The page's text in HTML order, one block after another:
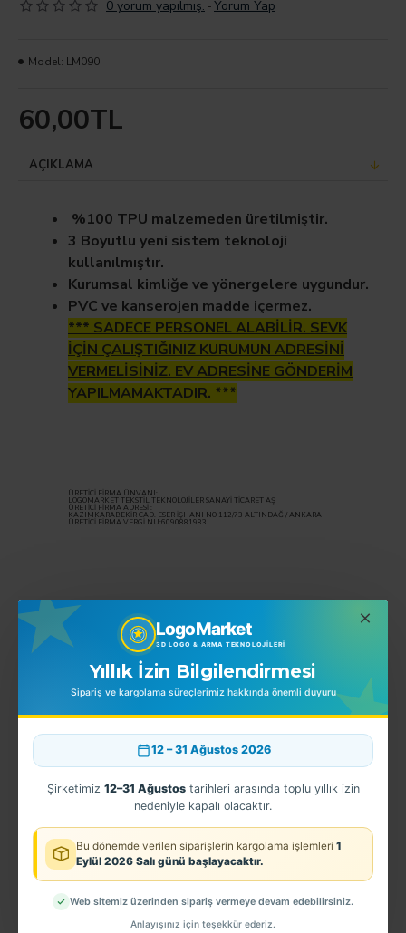
LogoMarket
3D LOGO & ARMA TEKNOLOJILERI
Yıllık İzin Bilgilendirmesi
Sipariş ve kargolama süreçlerimiz hakkında önemli duyuru
12 – 31 Ağustos 2026
Şirketimiz 12–31 Ağustostarihleri arasında toplu yıllık izin
nedeniyle kapalı olacaktır.
Bu dönemde verilen siparişlerin kargolama işlemleri 1
Eylül 2026 Salı günü başlayacaktır.
Web sitemiz üzerinden sipariş vermeye devam edebilirsiniz.
Anlayışınız için teşekkür ederiz.
0 yorum yapılmış. -Yorum Yap
60,00TL
Model: LM090
AÇIKLAMA
%100 TPU malzemeden üretilmiştir.
3 Boyutlu yeni sistem teknoloji
kullanılmıştır.
Kurumsal kimliğe ve yönergelere uygundur.
PVC ve kanserojen madde içermez.
*** SADECE PERSONEL ALABİLİR. SEVK
İÇİN ÇALIŞTIĞINIZ KURUMUN ADRESİNİ
VERMELİSİNİZ. EV ADRESİNE GÖNDERİM
YAPILMAMAKTADIR. ***
ÜRETİCİ FİRMA ÜNVANI:
LOGOMARKET TEKSTİL TEKNOLOJİLER SANAYİ TİCARET AŞ
ÜRETİCİ FİRMA ADRESİ :
KAZIMKARABEKİR CAD. ESER İŞHANI NO 112/73 ALTINDAĞ / ANKARA
ÜRETİCİ FİRMA VERGİ NU:6090881983
YORUMLAR
BENZER ÜRÜNLER EN ÇOK SATINLANLAR
EGM - Polis Akademisi Kol Arması - 3 Boyutlu